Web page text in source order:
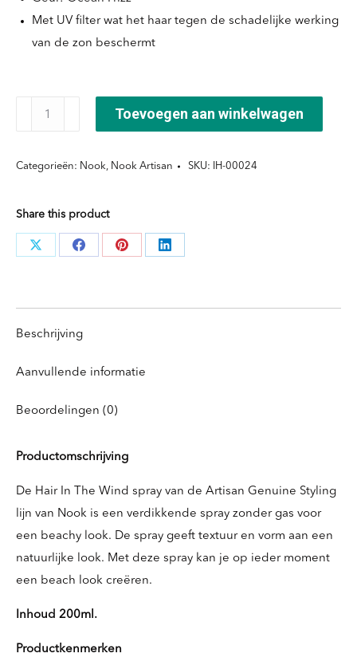
Met UV filter wat het haar tegen de schadelijke werking
van de zon beschermt
Artisan
Hair
beach
effect
Toevoegen aan winkelwagen
Categorieën: Nook, Nook Artisan SKU: IH-00024
Share this product
Deel
Deel
Deel
Deel
Beschrijving
Aanvullende informatie
Beoordelingen (0)
Productomschrijving
De Hair In The Wind spray van de Artisan Genuine Styling
lijn van Nook is een verdikkende spray zonder gas voor
een beachy look. De spray geeft textuur en vorm aan een
natuurlijke look. Met deze spray kan je op ieder moment
een beach look creëren.
Inhoud 200ml.
Productkenmerken